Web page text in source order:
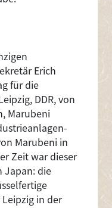
Erich
für die
DDR, von
Marubeni
Marubeni in
Zeit war dieser
Japan: die
in der